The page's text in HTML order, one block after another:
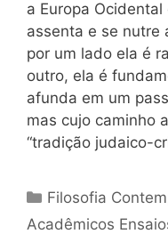
a Europa
assenta e se nutre
por um lado ela é
outro, ela é
afunda em um
mas cujo caminho
“tradição judaico-
Categorias
Filosofia
Acadêmicos